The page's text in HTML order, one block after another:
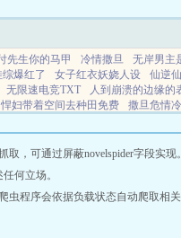
先生你的马甲 冷情撒旦 无岸男主
爆红了 女子红衣妖娆人设
仙逆
无限速电竞TXT 人到崩溃的边缘的
妇带着空间去种田免费
撒旦危情
对手在线 仙逆逆流而上精神 无岸
森星小说 瑞蓝小说 古山小说 墨
白城小说
，可通过屏蔽novelspider字段实现。
何立场。
程序会依据负载状态自动爬取相关